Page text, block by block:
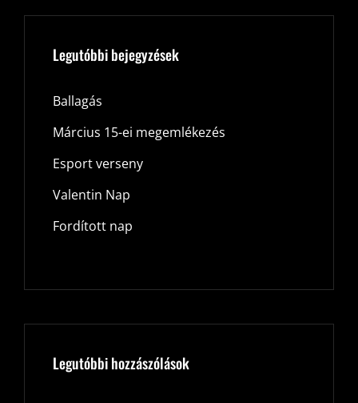
Legutóbbi bejegyzések
Ballagás
Március 15-ei megemlékezés
Esport verseny
Valentin Nap
Fordított nap
Legutóbbi hozzászólások